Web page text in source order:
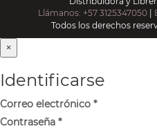
Llámanos: +57 3125347050 |
Todos los derechos
×
Identificarse
Correo electrónico *
Contraseña *